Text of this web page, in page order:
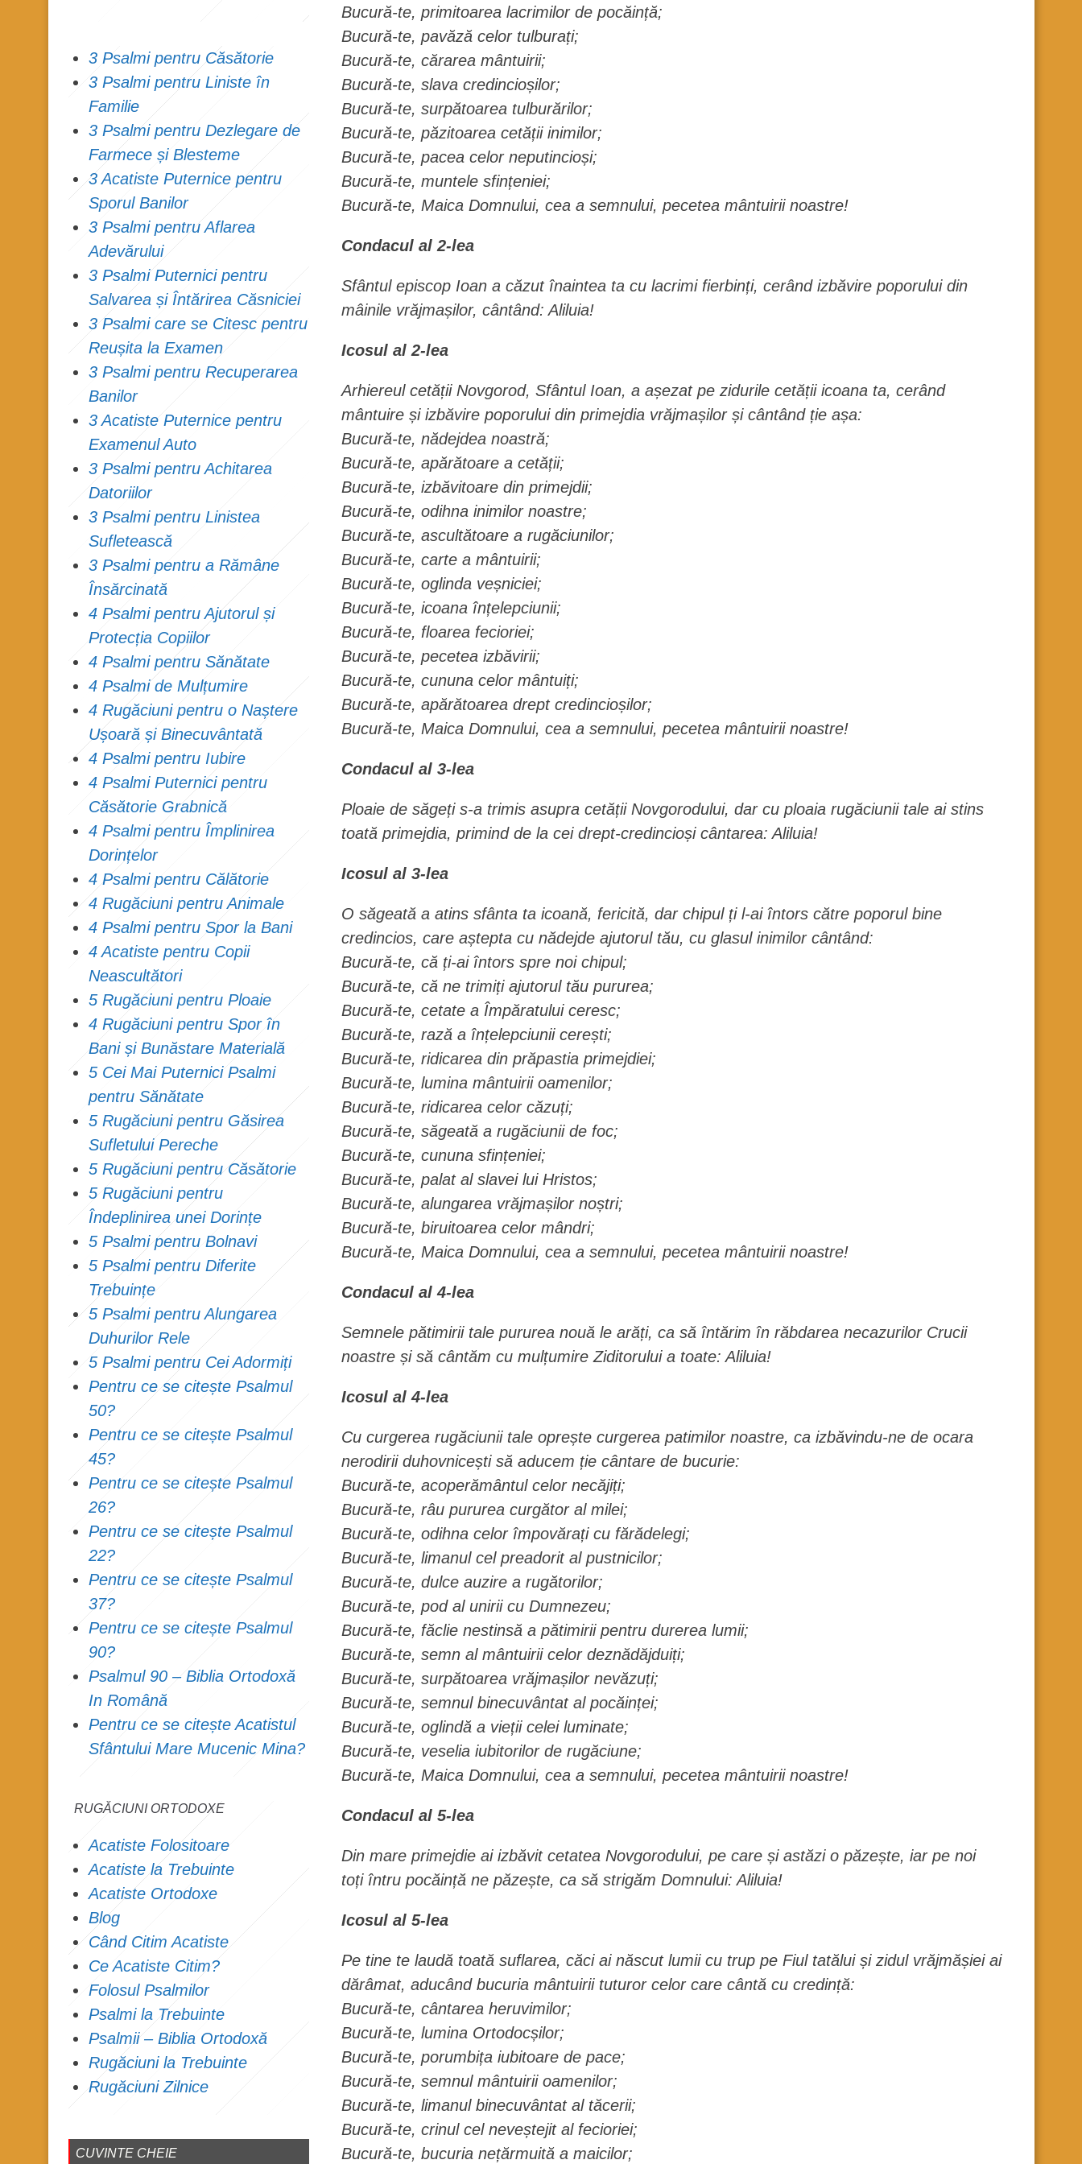
Bucură-te, primitoarea lacrimilor de pocăință;
Bucură-te, pavăză celor tulburați;
Bucură-te, cărarea mântuirii;
Bucură-te, slava credincioșilor;
Bucură-te, surpătoarea tulburărilor;
Bucură-te, păzitoarea cetății inimilor;
Bucură-te, pacea celor neputincioși;
Bucură-te, muntele sfințeniei;
Bucură-te, Maica Domnului, cea a semnului, pecetea mântuirii noastre!
Condacul al 2-lea
Sfântul episcop Ioan a căzut înaintea ta cu lacrimi fierbinți, cerând izbăvire poporului din
mâinile vrăjmașilor, cântând: Aliluia!
Icosul al 2-lea
Arhiereul cetății Novgorod, Sfântul Ioan, a așezat pe zidurile cetății icoana ta, cerând
mântuire și izbăvire poporului din primejdia vrăjmașilor și cântând ție așa:
Bucură-te, nădejdea noastră;
Bucură-te, apărătoare a cetății;
Bucură-te, izbăvitoare din primejdii;
Bucură-te, odihna inimilor noastre;
Bucură-te, ascultătoare a rugăciunilor;
Bucură-te, carte a mântuirii;
Bucură-te, oglinda veșniciei;
Bucură-te, icoana înțelepciunii;
Bucură-te, floarea fecioriei;
Bucură-te, pecetea izbăvirii;
Bucură-te, cununa celor mântuiți;
Bucură-te, apărătoarea drept credincioșilor;
Bucură-te, Maica Domnului, cea a semnului, pecetea mântuirii noastre!
Condacul al 3-lea
Ploaie de săgeți s-a trimis asupra cetății Novgorodului, dar cu ploaia rugăciunii tale ai stins
toată primejdia, primind de la cei drept-credincioși cântarea: Aliluia!
Icosul al 3-lea
O săgeată a atins sfânta ta icoană, fericită, dar chipul ți l-ai întors către poporul bine
credincios, care aștepta cu nădejde ajutorul tău, cu glasul inimilor cântând:
Bucură-te, că ți-ai întors spre noi chipul;
Bucură-te, că ne trimiți ajutorul tău pururea;
Bucură-te, cetate a Împăratului ceresc;
Bucură-te, rază a înțelepciunii cerești;
Bucură-te, ridicarea din prăpastia primejdiei;
Bucură-te, lumina mântuirii oamenilor;
Bucură-te, ridicarea celor căzuți;
Bucură-te, săgeată a rugăciunii de foc;
Bucură-te, cununa sfințeniei;
Bucură-te, palat al slavei lui Hristos;
Bucură-te, alungarea vrăjmașilor noștri;
Bucură-te, biruitoarea celor mândri;
Bucură-te, Maica Domnului, cea a semnului, pecetea mântuirii noastre!
Condacul al 4-lea
Semnele pătimirii tale pururea nouă le arăți, ca să întărim în răbdarea necazurilor Crucii
noastre și să cântăm cu mulțumire Ziditorului a toate: Aliluia!
Icosul al 4-lea
Cu curgerea rugăciunii tale oprește curgerea patimilor noastre, ca izbăvindu-ne de ocara
nerodirii duhovnicești să aducem ție cântare de bucurie:
Bucură-te, acoperământul celor necăjiți;
Bucură-te, râu pururea curgător al milei;
Bucură-te, odihna celor împovărați cu fărădelegi;
Bucură-te, limanul cel preadorit al pustnicilor;
Bucură-te, dulce auzire a rugătorilor;
Bucură-te, pod al unirii cu Dumnezeu;
Bucură-te, făclie nestinsă a pătimirii pentru durerea lumii;
Bucură-te, semn al mântuirii celor deznădăjduiți;
Bucură-te, surpătoarea vrăjmașilor nevăzuți;
Bucură-te, semnul binecuvântat al pocăinței;
Bucură-te, oglindă a vieții celei luminate;
Bucură-te, veselia iubitorilor de rugăciune;
Bucură-te, Maica Domnului, cea a semnului, pecetea mântuirii noastre!
Condacul al 5-lea
Din mare primejdie ai izbăvit cetatea Novgorodului, pe care și astăzi o păzește, iar pe noi
toți întru pocăință ne păzește, ca să strigăm Domnului: Aliluia!
Icosul al 5-lea
Pe tine te laudă toată suflarea, căci ai născut lumii cu trup pe Fiul tatălui și zidul vrăjmășiei ai
dărâmat, aducând bucuria mântuirii tuturor celor care cântă cu credință:
Bucură-te, cântarea heruvimilor;
Bucură-te, lumina Ortodocșilor;
Bucură-te, porumbița iubitoare de pace;
Bucură-te, semnul mântuirii oamenilor;
Bucură-te, limanul binecuvântat al tăcerii;
Bucură-te, crinul cel neveștejit al fecioriei;
Bucură-te, bucuria nețărmuită a maicilor;
3 Psalmi pentru Căsătorie
3 Psalmi pentru Liniste în
Familie
3 Psalmi pentru Dezlegare de
Farmece și Blesteme
3 Acatiste Puternice pentru
Sporul Banilor
3 Psalmi pentru Aflarea
Adevărului
3 Psalmi Puternici pentru
Salvarea și Întărirea Căsniciei
3 Psalmi care se Citesc pentru
Reușita la Examen
3 Psalmi pentru Recuperarea
Banilor
3 Acatiste Puternice pentru
Examenul Auto
3 Psalmi pentru Achitarea
Datoriilor
3 Psalmi pentru Linistea
Sufletească
3 Psalmi pentru a Rămâne
Însărcinată
4 Psalmi pentru Ajutorul și
Protecția Copiilor
4 Psalmi pentru Sănătate
4 Psalmi de Mulțumire
4 Rugăciuni pentru o Naștere
Ușoară și Binecuvântată
4 Psalmi pentru Iubire
4 Psalmi Puternici pentru
Căsătorie Grabnică
4 Psalmi pentru Împlinirea
Dorințelor
4 Psalmi pentru Călătorie
4 Rugăciuni pentru Animale
4 Psalmi pentru Spor la Bani
4 Acatiste pentru Copii
Neascultători
5 Rugăciuni pentru Ploaie
4 Rugăciuni pentru Spor în
Bani și Bunăstare Materială
5 Cei Mai Puternici Psalmi
pentru Sănătate
5 Rugăciuni pentru Găsirea
Sufletului Pereche
5 Rugăciuni pentru Căsătorie
5 Rugăciuni pentru
Îndeplinirea unei Dorințe
5 Psalmi pentru Bolnavi
5 Psalmi pentru Diferite
Trebuințe
5 Psalmi pentru Alungarea
Duhurilor Rele
5 Psalmi pentru Cei Adormiți
Pentru ce se citește Psalmul
50?
Pentru ce se citește Psalmul
45?
Pentru ce se citește Psalmul
26?
Pentru ce se citește Psalmul
22?
Pentru ce se citește Psalmul
37?
Pentru ce se citește Psalmul
90?
Psalmul 90 – Biblia Ortodoxă
In Română
Pentru ce se citește Acatistul
Sfântului Mare Mucenic Mina?
RUGĂCIUNI ORTODOXE
Acatiste Folositoare
Acatiste la Trebuinte
Acatiste Ortodoxe
Blog
Când Citim Acatiste
Ce Acatiste Citim?
Folosul Psalmilor
Psalmi la Trebuinte
Psalmii – Biblia Ortodoxă
Rugăciuni la Trebuinte
Rugăciuni Zilnice
CUVINTE CHEIE